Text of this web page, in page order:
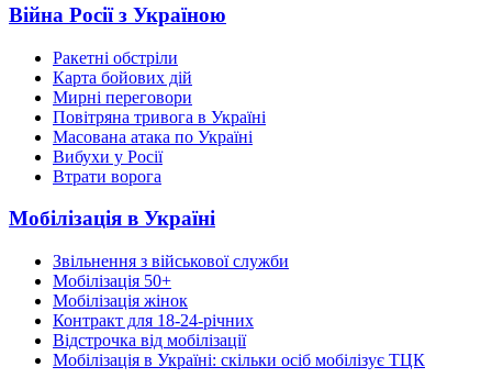
Війна Росії з Україною
Ракетні обстріли
Карта бойових дій
Мирні переговори
Повітряна тривога в Україні
Масована атака по Україні
Вибухи у Росії
Втрати ворога
Мобілізація в Україні
Звільнення з військової служби
Мобілізація 50+
Мобілізація жінок
Контракт для 18-24-річних
Відстрочка від мобілізації
Мобілізація в Україні: скільки осіб мобілізує ТЦК